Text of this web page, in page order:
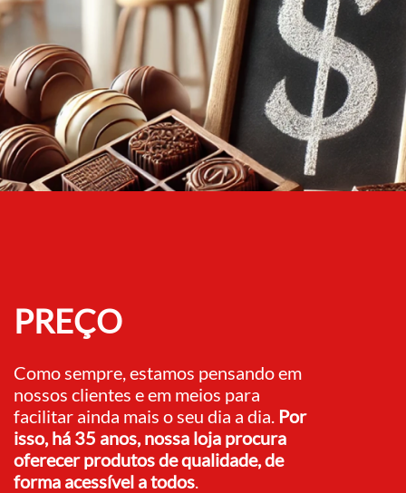
PREÇO
Como sempre, estamos pensando em
nossos clientes e em meios para
facilitar ainda mais o seu dia a dia. Por
isso, há 35 anos, nossa loja procura
oferecer produtos de qualidade, de
forma acessível a todos.